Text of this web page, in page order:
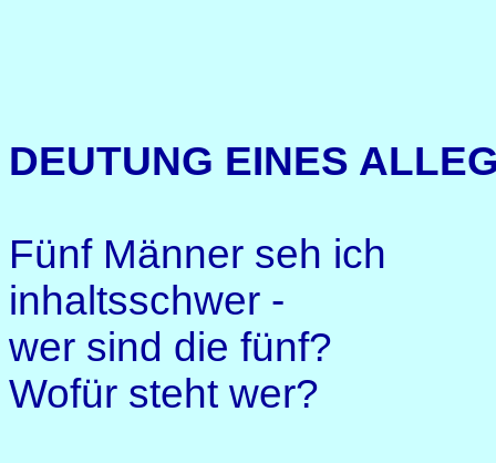
DEUTUNG EINES
Fünf Männer seh ich
inhaltsschwer -
wer sind die fünf?
Wofür steht wer?